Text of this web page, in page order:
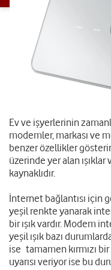
Ev ve işyerlerinin
modemler, markası ve
benzer özellikler
üzerinde yer alan ışıklar
kaynaklıdır.
İnternet bağlantısı için
yeşil renkte yanarak
bir ışık vardır. Modem
yeşil ışık bazı
ise tamamen kırmızı bir
uyarısı veriyor ise bu